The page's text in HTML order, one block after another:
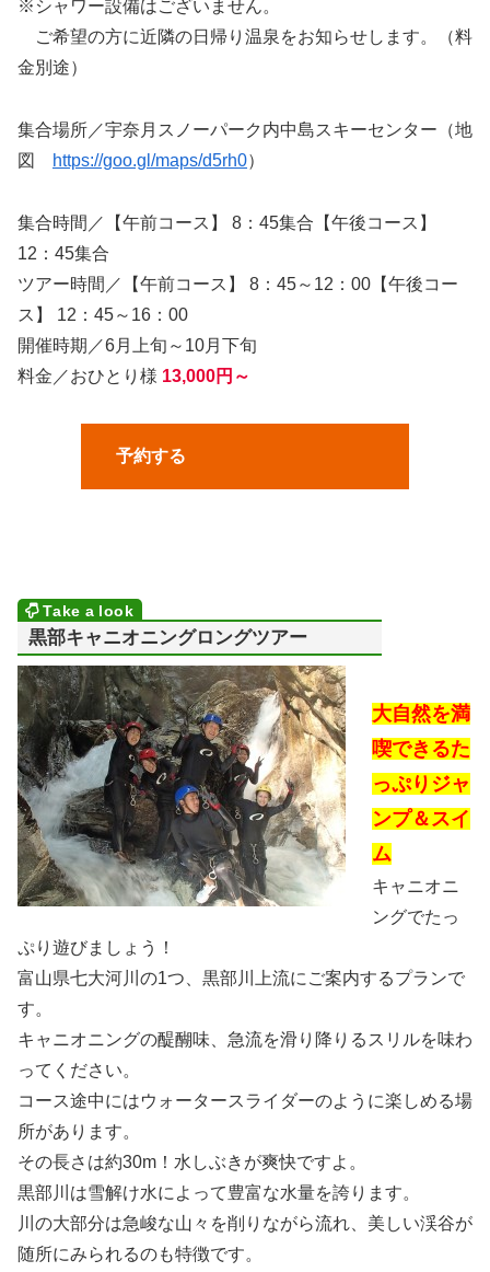
※シャワー設備はございません。
ご希望の方に近隣の日帰り温泉をお知らせします。（料
金別途）
集合場所／宇奈月スノーパーク内中島スキーセンター（地
図
https://goo.gl/maps/d5rh0）
集合時間／【午前コース】 8：45集合【午後コース】
12：45集合
ツアー時間／【午前コース】 8：45～12：00【午後コー
ス】 12：45～16：00
開催時期／6月上旬～10月下旬
料金／おひとり様 13,000円～
予約する
黒部キャニオニングロングツアー
大自然を満
喫できるた
っぷりジャ
ンプ＆スイ
ム
キャニオニ
ングでたっ
ぷり遊びましょう！
富山県七大河川の1つ、黒部川上流にご案内するプランで
す。
キャニオニングの醍醐味、急流を滑り降りるスリルを味わ
ってください。
コース途中にはウォータースライダーのように楽しめる場
所があります。
その長さは約30m！水しぶきが爽快ですよ。
黒部川は雪解け水によって豊富な水量を誇ります。
川の大部分は急峻な山々を削りながら流れ、美しい渓谷が
随所にみられるのも特徴です。